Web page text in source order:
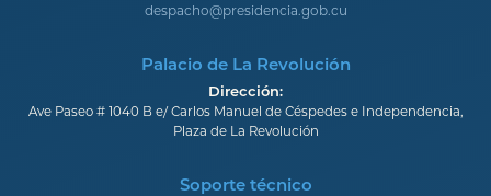
despacho@presidencia.gob.cu
Palacio de La Revolución
Dirección:
Ave Paseo # 1040 B e/ Carlos Manuel de Céspedes e Independencia,
Plaza de La Revolución
Soporte técnico